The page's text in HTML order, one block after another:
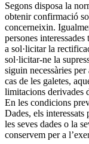
Segons disposa la
obtenir confirmació
concerneixin.
persones
a sol·licitar la
sol·licitar-ne la
siguin necessàries
cas de les galetes,
limitacions derivades
En les condicions
Dades, els
les seves dades o la
conservem per a